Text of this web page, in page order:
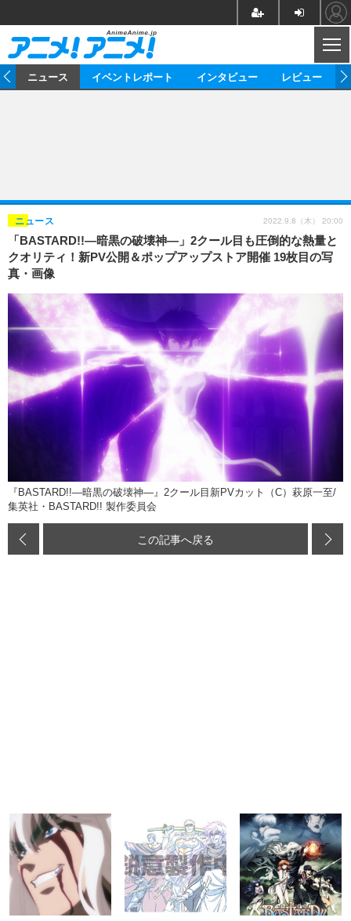
ゲーム グッズ
海外イベント ビジネス
俳優・タレント アーティスト
アニメ 実写
ゲーム 座談会
動画
アニメ！アニメ！TV ABEMA Cafe
連載・コラム
ニュース イベントレポート インタビュー レビュー
「BASTARD!!―暗黒の破壊神―」2クール目も圧倒的な熱量と
クオリティ！新PV公開＆ポップアップストア開催 19枚目の写
真・画像
ニュース 2022.9.8（木） 20:00
『BASTARD!!―暗黒の破壊神―』2クール目新PVカット（C）萩原一至/
集英社・BASTARD!! 製作委員会
この記事へ戻る